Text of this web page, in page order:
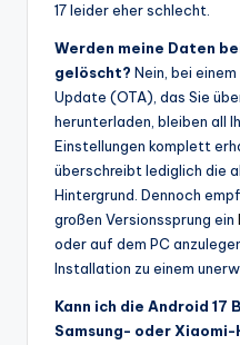
17 leider eher schlecht.
Werden meine Daten
gelöscht? Nein, bei
Update (OTA), das Sie
herunterladen, bleiben all
Einstellungen komplett
überschreibt lediglich die
Hintergrund. Dennoch
großen Versionssprung ein
oder auf dem PC
Installation zu einem
Kann ich die Android
Samsung- oder